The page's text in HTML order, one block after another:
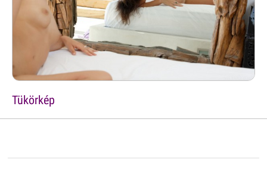
Tükörkép